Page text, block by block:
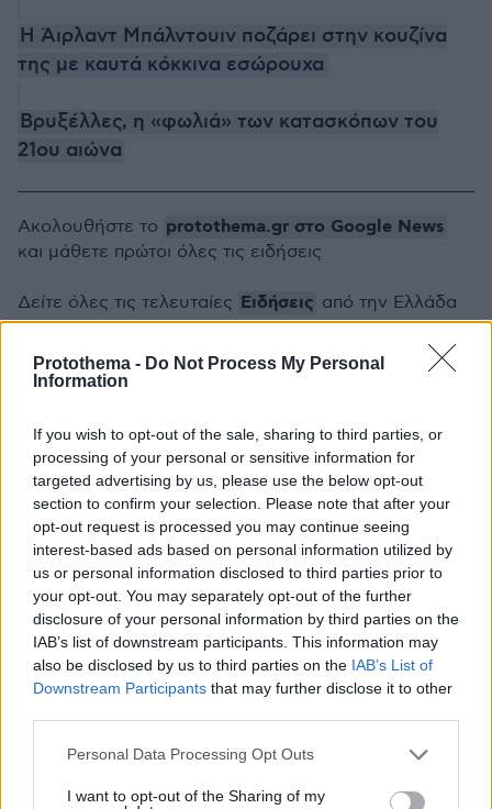
Protothema - Do Not Process My Personal
Information
If you wish to opt-out of the sale, sharing to third parties, or
processing of your personal or sensitive information for
targeted advertising by us, please use the below opt-out
section to confirm your selection. Please note that after your
opt-out request is processed you may continue seeing
interest-based ads based on personal information utilized by
us or personal information disclosed to third parties prior to
your opt-out. You may separately opt-out of the further
disclosure of your personal information by third parties on the
IAB’s list of downstream participants. This information may
also be disclosed by us to third parties on the IAB’s List of
Downstream Participants that may further disclose it to other
Please note that this website/app uses one or more Google
not limited to your visit or usage behaviour. You may click to
Personal Data Processing Opt Outs
I want to opt-out of the Sharing of my
H Άιρλαντ Μπάλντουιν ποζάρει στην κουζίνα
της με καυτά κόκκινα εσώρουχα
Βρυξέλλες, η «φωλιά» των κατασκόπων του
21ου αιώνα
Ακολουθήστε το protothema.gr στο Google News
και μάθετε πρώτοι όλες τις ειδήσεις
Δείτε όλες τις τελευταίες Ειδήσεις από την Ελλάδα
και τον Κόσμο, τη στιγμή που συμβαίνουν, στο
Protothema.gr